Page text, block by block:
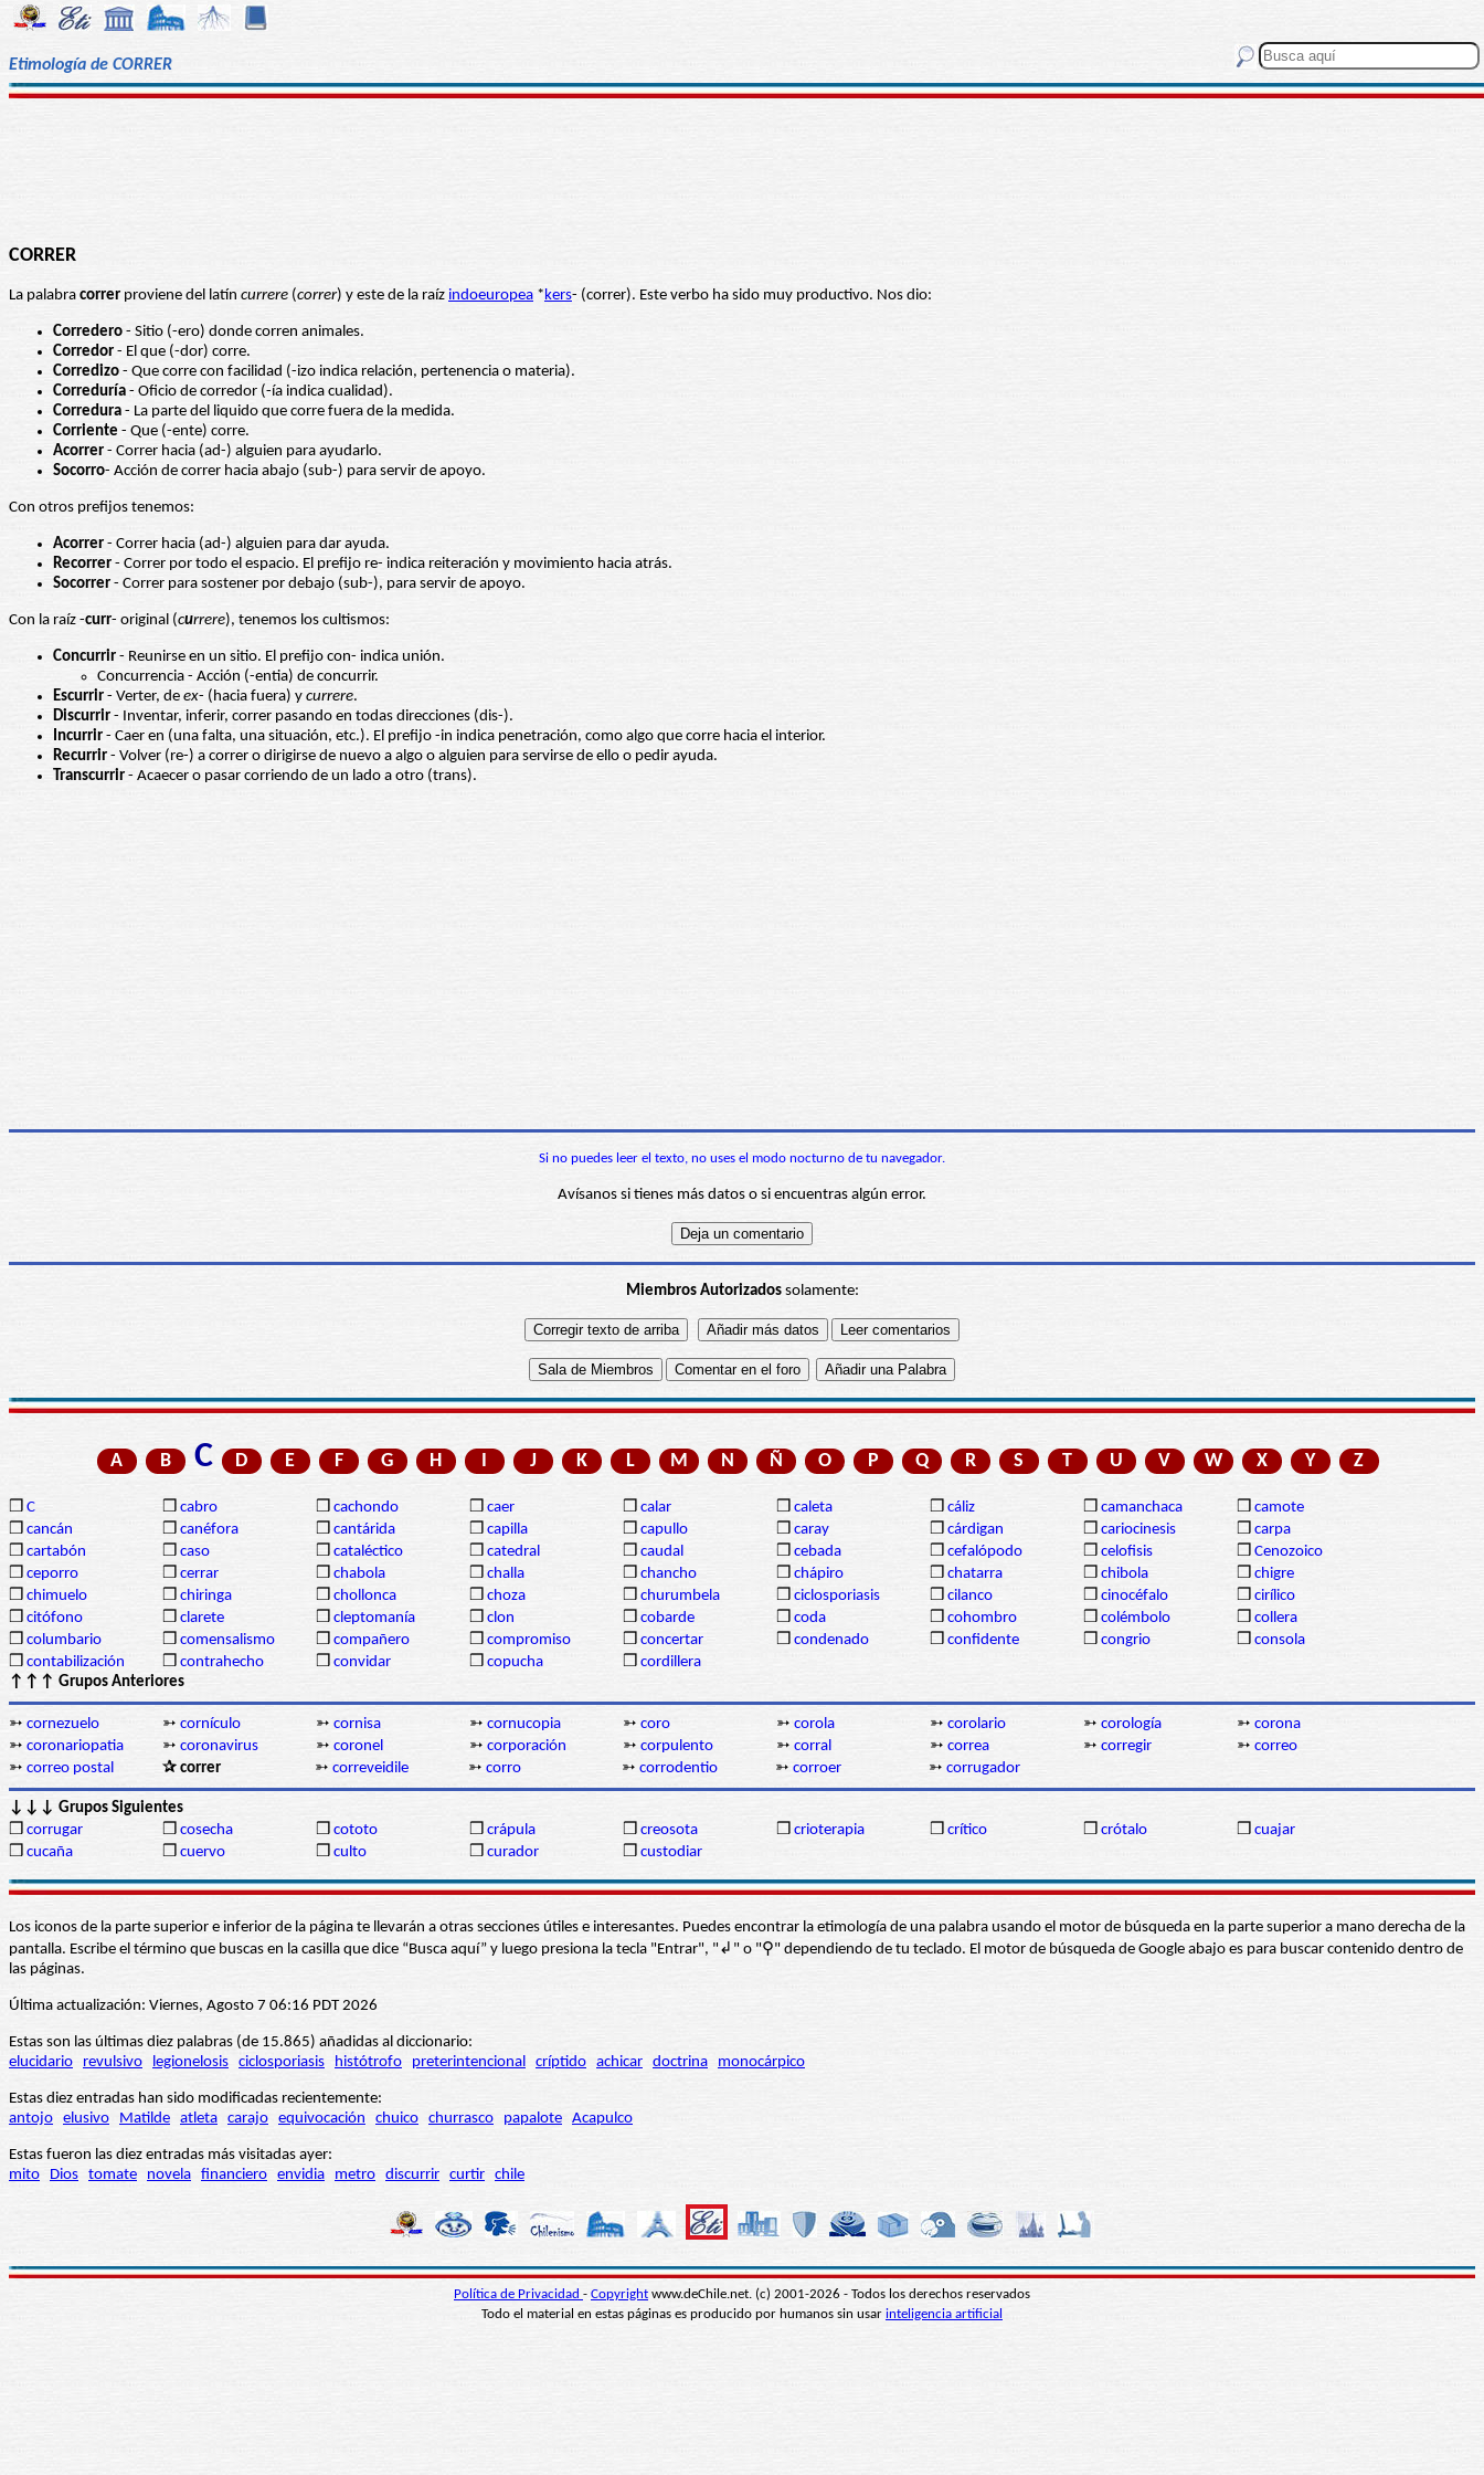
Etimología de CORRER
CORRER
La palabra correr proviene del latín currere (correr) y este de la raíz indoeuropea *kers- (correr). Este verbo ha sido muy productivo. Nos dio:
Corredero - Sitio (-ero) donde corren animales.
Corredor - El que (-dor) corre.
Corredizo - Que corre con facilidad (-izo indica relación, pertenencia o materia).
Correduría - Oficio de corredor (-ía indica cualidad).
Corredura - La parte del liquido que corre fuera de la medida.
Corriente - Que (-ente) corre.
Acorrer - Correr hacia (ad-) alguien para ayudarlo.
Socorro- Acción de correr hacia abajo (sub-) para servir de apoyo.
Con otros prefijos tenemos:
Acorrer - Correr hacia (ad-) alguien para dar ayuda.
Recorrer - Correr por todo el espacio. El prefijo re- indica reiteración y movimiento hacia atrás.
Socorrer - Correr para sostener por debajo (sub-), para servir de apoyo.
Con la raíz -curr- original (currere), tenemos los cultismos:
Concurrir - Reunirse en un sitio. El prefijo con- indica unión.
Concurrencia - Acción (-entia) de concurrir.
Escurrir - Verter, de ex- (hacia fuera) y currere.
Discurrir - Inventar, inferir, correr pasando en todas direcciones (dis-).
Incurrir - Caer en (una falta, una situación, etc.). El prefijo -in indica penetración, como algo que corre hacia el interior.
Recurrir - Volver (re-) a correr o dirigirse de nuevo a algo o alguien para servirse de ello o pedir ayuda.
Transcurrir - Acaecer o pasar corriendo de un lado a otro (trans).
Si no puedes leer el texto, no uses el modo nocturno de tu navegador.
Avísanos si tienes más datos o si encuentras algún error.
Miembros Autorizadossolamente:
A B C D E F G H I J K L M N Ñ O P Q R S T U V W X Y Z
❒ C ❒ cabro ❒ cachondo ❒ caer ❒ calar ❒ caleta ❒ cáliz ❒ camanchaca ❒ camote
❒ cancán ❒ canéfora ❒ cantárida ❒ capilla ❒ capullo ❒ caray ❒ cárdigan ❒ cariocinesis ❒ carpa
❒ cartabón ❒ caso ❒ cataléctico ❒ catedral ❒ caudal ❒ cebada ❒ cefalópodo ❒ celofisis ❒ Cenozoico
❒ ceporro ❒ cerrar ❒ chabola ❒ challa ❒ chancho ❒ chápiro ❒ chatarra ❒ chibola ❒ chigre
❒ chimuelo ❒ chiringa ❒ chollonca ❒ choza ❒ churumbela ❒ ciclosporiasis ❒ cilanco ❒ cinocéfalo ❒ cirílico
❒ citófono ❒ clarete ❒ cleptomanía ❒ clon ❒ cobarde ❒ coda ❒ cohombro ❒ colémbolo ❒ collera
❒ columbario ❒ comensalismo ❒ compañero ❒ compromiso ❒ concertar ❒ condenado ❒ confidente ❒ congrio ❒ consola
❒ contabilización ❒ contrahecho ❒ convidar ❒ copucha ❒ cordillera
↑↑↑ Grupos Anteriores
➳ cornezuelo ➳ cornículo ➳ cornisa ➳ cornucopia ➳ coro ➳ corola ➳ corolario ➳ corología ➳ corona
➳ coronariopatia ➳ coronavirus ➳ coronel ➳ corporación ➳ corpulento ➳ corral ➳ correa ➳ corregir ➳ correo
➳ correo postal ✰ correr ➳ correveidile ➳ corro ➳ corrodentio ➳ corroer ➳ corrugador
↓↓↓ Grupos Siguientes
❒ corrugar ❒ cosecha ❒ cototo ❒ crápula ❒ creosota ❒ crioterapia ❒ crítico ❒ crótalo ❒ cuajar
❒ cucaña ❒ cuervo ❒ culto ❒ curador ❒ custodiar
Los iconos de la parte superior e inferior de la página te llevarán a otras secciones útiles e interesantes. Puedes encontrar la etimología de una palabra usando el motor de búsqueda en la parte superior a mano derecha de la
pantalla. Escribe el término que buscas en la casilla que dice “Busca aquí” y luego presiona la tecla "Entrar", "↲" o "⚲" dependiendo de tu teclado. El motor de búsqueda de Google abajo es para buscar contenido dentro de
las páginas.
Última actualización: Viernes, Agosto 7 06:16 PDT 2026
Estas son las últimas diez palabras (de 15.865) añadidas al diccionario:
elucidario
revulsivo legionelosis ciclosporiasis histótrofo preterintencional críptido achicar doctrina monocárpico
Estas diez entradas han sido modificadas recientemente:
antojo elusivo Matilde atleta carajo equivocación chuico churrasco papalote Acapulco
Estas fueron las diez entradas más visitadas ayer:
mito
Dios tomate novela financiero envidia metro discurrir curtir chile
Política de Privacidad - Copyright www.deChile.net. (c) 2001-2026 - Todos los derechos reservados
Todo el material en estas páginas es producido por humanos sin usar inteligencia artificial